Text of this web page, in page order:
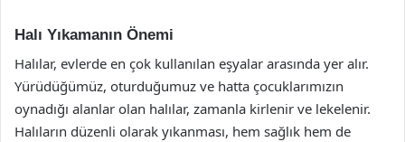
Halı Yıkamanın Önemi
Halılar, evlerde en çok kullanılan eşyalar arasında yer alır.
Yürüdüğümüz, oturduğumuz ve hatta çocuklarımızın
oynadığı alanlar olan halılar, zamanla kirlenir ve lekelenir.
Halıların düzenli olarak yıkanması, hem sağlık hem de